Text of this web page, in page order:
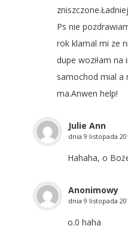
Ps nie
rok klamal mi ze
dupe woziłam
samochod mial a
ma.Anwen help!
Julie Ann
dnia 9 listopada
Hahaha, o
Anonimowy
dnia 9 listopada
o.0 haha